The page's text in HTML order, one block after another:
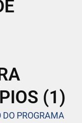
(1)
PROGRAMA